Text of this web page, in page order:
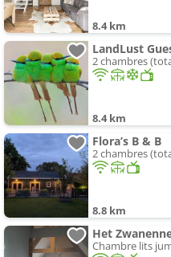
8.4 km
2 chambres
8.4 km
Flora’s B & B
2 chambres
8.8 km
Het
Chambre lits